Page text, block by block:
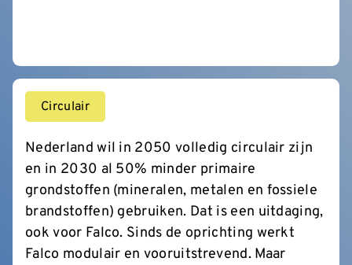
Circulair
Nederland wil in 2050 volledig circulair zijn
en in 2030 al 50% minder primaire
grondstoffen (mineralen, metalen en fossiele
brandstoffen) gebruiken. Dat is een uitdaging,
ook voor Falco. Sinds de oprichting werkt
Falco modulair en vooruitstrevend. Maar